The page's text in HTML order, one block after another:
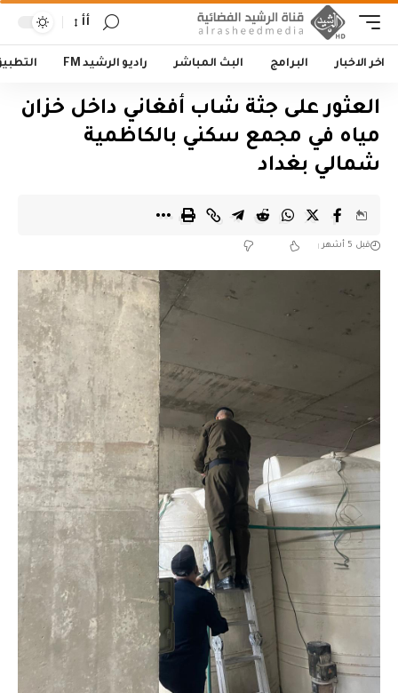
أأ
اخر الاخبار البرامج البث المباشر راديو الرشيد FM
العثور على جثة شاب أفغاني داخل خزان
مياه في مجمع سكني بالكاظمية
شمالي بغداد
قبل 5 أشهر